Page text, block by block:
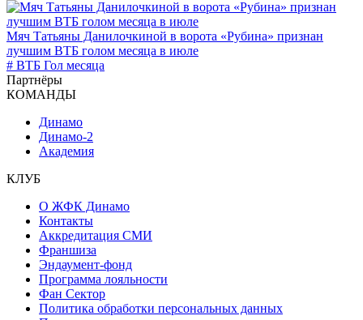
Мяч Татьяны Данилочкиной в ворота «Рубина» признан
лучшим ВТБ голом месяца в июле
# ВТБ Гол месяца
Партнёры
КОМАНДЫ
Динамо
Динамо-2
Академия
КЛУБ
О ЖФК Динамо
Контакты
Аккредитация СМИ
Франшиза
Эндаумент-фонд
Программа лояльности
Фан Сектор
Политика обработки персональных данных